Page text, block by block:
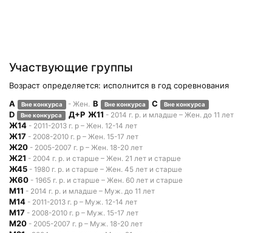
Участвующие группы
Возраст определяется: исполнится в год соревнования
A
Вне конкурса - Жен. B Вне конкурса C Вне конкурса
D Вне конкурса Д+Р Ж11 - 2014 г. р. и младше – Жен. до 11 лет
Ж14 - 2011-2013 г. р – Жен. 12-14 лет
Ж17 - 2008-2010 г. р – Жен. 15-17 лет
Ж20 - 2005-2007 г. р – Жен. 18-20 лет
Ж21 - 2004 г. р. и старше – Жен. 21 лет и старше
Ж45 - 1980 г. р. и старше – Жен. 45 лет и старше
Ж60 - 1965 г. р. и старше – Жен. 60 лет и старше
М11 - 2014 г. р. и младше – Муж. до 11 лет
М14 - 2011-2013 г. р – Муж. 12-14 лет
М17 - 2008-2010 г. р – Муж. 15-17 лет
М20 - 2005-2007 г. р – Муж. 18-20 лет